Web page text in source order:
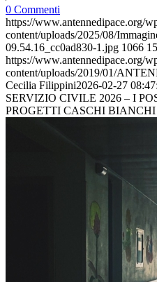
0 Commenti
https://www.antennedipace.org/
content/uploads/2025/08/
09.54.16_cc0ad830-1.jpg 1066
https://www.antennedipace.org/
content/uploads/2019/01/
Cecilia Filippini2026-02-27
SERVIZIO CIVILE 2026 – I
PROGETTI CASCHI BIANCHI